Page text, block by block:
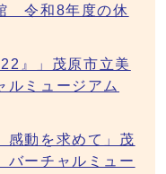
令和8年度の休
』」茂原市立美
ミュージアム
感動を求めて」茂
ーチャルミュー